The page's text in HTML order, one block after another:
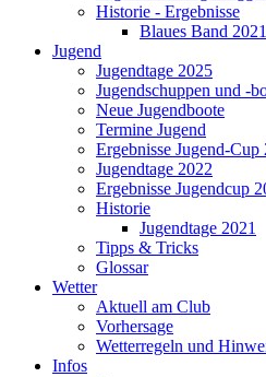
Historie - Ergebnisse
Blaues Band 2021
Jugend
Jugendtage 2025
Jugendschuppen und -
Neue Jugendboote
Termine Jugend
Ergebnisse Jugend-Cup
Jugendtage 2022
Ergebnisse Jugendcup
Historie
Jugendtage 2021
Tipps & Tricks
Glossar
Wetter
Aktuell am Club
Vorhersage
Wetterregeln und
Infos